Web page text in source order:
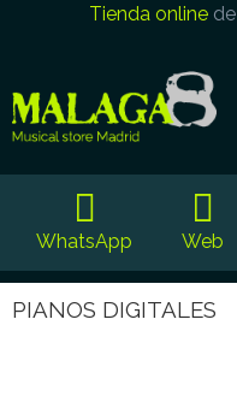
Tienda onlinede
WhatsApp Web
PIANOS DIGITALES